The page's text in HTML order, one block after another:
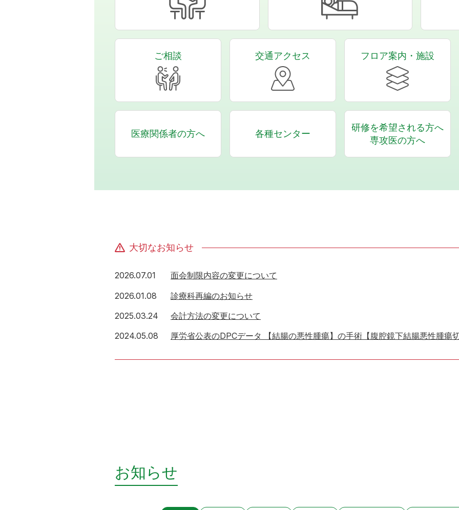
ご相談 交通アクセス フロア案内・施設
医療関係者の方へ 各種センター
研修を希望される方へ
専攻医の方へ
大切なお知らせ
2026.07.01 2026年7月1日
面会制限内容の変更について
2026.01.08 2026年1月8日
診療科再編のお知らせ
2025.03.24 2025年3月24日
会計方法の変更について
2024.05.08 2024年5月8日
厚労省公表のDPCデータ 【結腸の悪性腫瘍】の手術【腹腔鏡下結腸悪性腫瘍
お知らせ